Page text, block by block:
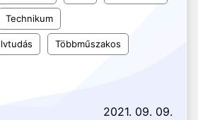
Technikum
Többműszakos
2021. 09. 09.